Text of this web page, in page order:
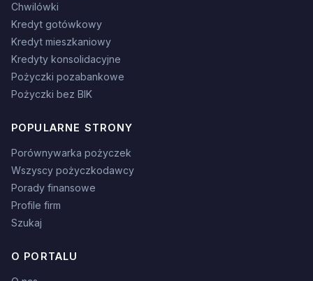
Chwilówki
Kredyt gotówkowy
Kredyt mieszkaniowy
Kredyty konsolidacyjne
Pożyczki pozabankowe
Pożyczki bez BIK
POPULARNE STRONY
Porównywarka pożyczek
Wszyscy pożyczkodawcy
Porady finansowe
Profile firm
Szukaj
O PORTALU